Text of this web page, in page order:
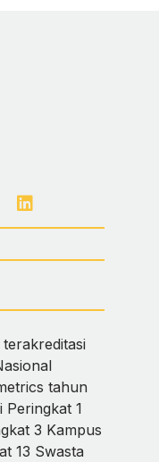
tahun
Peringkat 1
3 Kampus
13 Swasta